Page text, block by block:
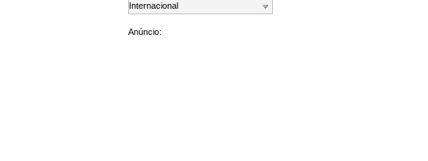
Internacional
Anúncio: